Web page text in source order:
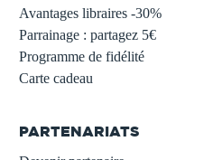
Avantages libraires -30%
Parrainage : partagez 5€
Programme de fidélité
Carte cadeau
PARTENARIATS